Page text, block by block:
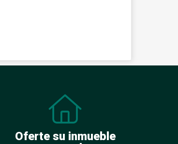
Oferte su inmueble